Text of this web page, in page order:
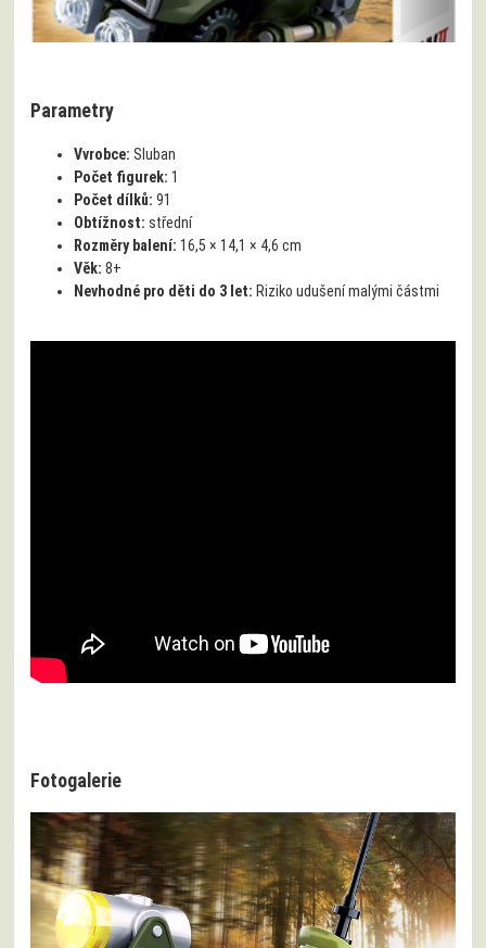
Parametry
Vvrobce: Sluban
Počet figurek: 1
Počet dílků: 91
Obtížnost: střední
Rozměry balení: 16,5 × 14,1 × 4,6 cm
Věk: 8+
Nevhodné pro děti do 3 let: Riziko udušení malými částmi
Fotogalerie